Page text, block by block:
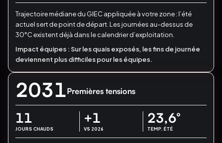
Trajectoire médiane du GIEC appliquée à votre zone : l’été
actuel sert de point de départ. Les journées au-dessus de
30°C existent déjà dans le calendrier d’exploitation.
Impact équipes :Sur les quais exposés, les fins de journée
deviennent plus difficiles pour les équipes.
2031Premières tensions
11
JOURS CHAUDS
+1
VS 2026
23,6°
TEMP. ÉTÉ